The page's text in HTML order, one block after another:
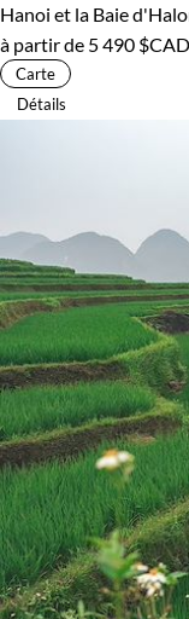
Hanoi et la Baie
à partir de 5 490 $CAD
Carte
Détails